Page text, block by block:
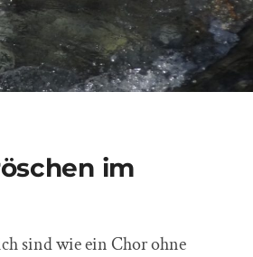
im
sind wie ein Chor ohne